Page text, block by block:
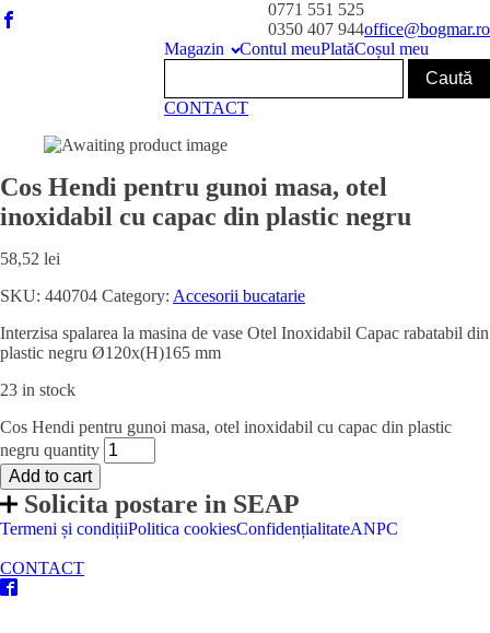
0771 551 525
0350 407 944office@bogmar.ro
Magazin
Contul meuPlatăCoșul meu
CONTACT
Cos Hendi pentru gunoi masa, otel
inoxidabil cu capac din plastic negru
58,52 lei
SKU: 440704 Category: Accesorii bucatarie
Interzisa spalarea la masina de vase Otel Inoxidabil Capac rabatabil din
plastic negru Ø120x(H)165 mm
23 in stock
Cos Hendi pentru gunoi masa, otel inoxidabil cu capac din plastic
negru quantity
Add to cart
Solicita postare in SEAP
Termeni și condițiiPolitica cookiesConfidențialitateANPC
CONTACT